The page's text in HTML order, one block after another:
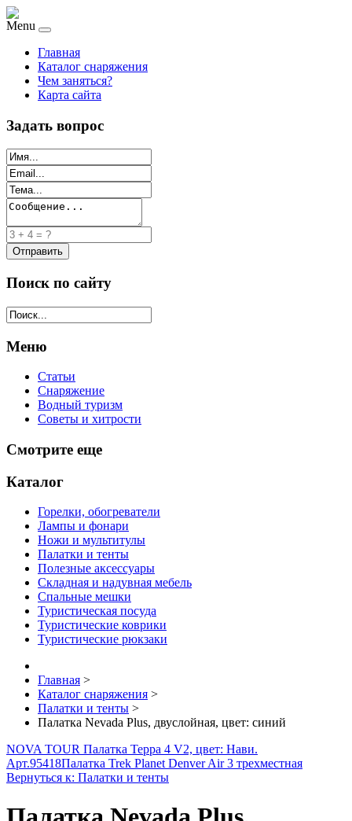
Menu
Главная
Каталог снаряжения
Чем заняться?
Карта сайта
Задать вопрос
Поиск по сайту
Меню
Статьи
Снаряжение
Водный туризм
Советы и хитрости
Смотрите еще
Каталог
Горелки, обогреватели
Лампы и фонари
Ножи и мультитулы
Палатки и тенты
Полезные аксессуары
Складная и надувная мебель
Спальные мешки
Туристическая посуда
Туристические коврики
Туристические рюкзаки
Главная >
Каталог снаряжения >
Палатки и тенты >
Палатка Nevada Plus, двуслойная, цвет: синий
NOVA TOUR Палатка Терра 4 V2, цвет: Нави.
Арт.95418Палатка Trek Planet Denver Air 3 трехместная
Вернуться к: Палатки и тенты